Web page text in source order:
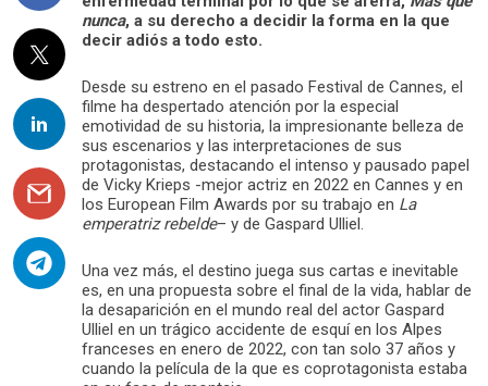
nunca, a su derecho a decidir la forma en la que
decir adiós a todo esto.
Desde su estreno en el pasado Festival de Cannes, el
filme ha despertado atención por la especial
emotividad de su historia, la impresionante belleza de
sus escenarios y las interpretaciones de sus
protagonistas, destacando el intenso y pausado papel
de Vicky Krieps -mejor actriz en 2022 en Cannes y en
los European Film Awards por su trabajo en La
emperatriz rebelde– y de Gaspard Ulliel.
Una vez más, el destino juega sus cartas e inevitable
es, en una propuesta sobre el final de la vida, hablar de
la desaparición en el mundo real del actor Gaspard
Ulliel en un trágico accidente de esquí en los Alpes
franceses en enero de 2022, con tan solo 37 años y
cuando la película de la que es coprotagonista estaba